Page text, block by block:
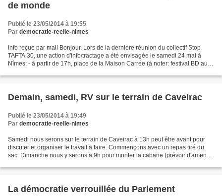
de monde
Publié le 23/05/2014 à 19:55
Par democratie-reelle-nimes
Info reçue par mail Bonjour, Lors de la dernière réunion du collectif Stop
TAFTA 30, une action d'info/tractage a été envisagée le samedi 24 mai à
Nîmes: - à partir de 17h, place de la Maison Carrée (à noter: festival BD au
Demain, samedi, RV sur le terrain de Caveirac
Publié le 23/05/2014 à 19:49
Par democratie-reelle-nimes
Samedi nous serons sur le terrain de Caveirac à 13h peut être avant pour
discuter et organiser le travail à faire. Commençons avec un repas tiré du
sac. Dimanche nous y serons à 9h pour monter la cabane (prévoir d'amener
La démocratie verrouillée du Parlement